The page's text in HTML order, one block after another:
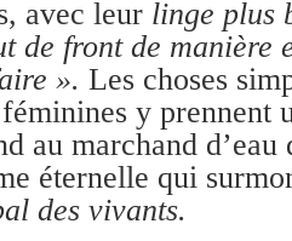
avec leur linge plus
de front de
». Les choses
y prennent
au marchand
éternelle qui
des vivants.